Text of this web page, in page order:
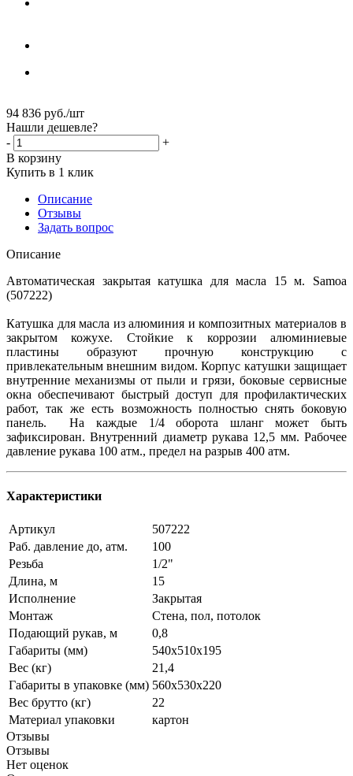
94 836 руб./шт
Нашли дешевле?
-
+
В корзину
Купить в 1 клик
Описание
Отзывы
Задать вопрос
Описание
Автоматическая закрытая катушка для масла 15 м. Samoa
(507222)
Катушка для масла из алюминия и композитных материалов в
закрытом кожухе. Стойкие к коррозии алюминиевые
пластины образуют прочную конструкцию с
привлекательным внешним видом. Корпус катушки защищает
внутренние механизмы от пыли и грязи, боковые сервисные
окна обеспечивают быстрый доступ для профилактических
работ, так же есть возможность полностью снять боковую
панель. На каждые 1/4 оборота шланг может быть
зафиксирован. Внутренний диаметр рукава 12,5 мм. Рабочее
давление рукава 100 атм., предел на разрыв 400 атм.
Характеристики
Артикул
507222
Раб. давление до, атм.
100
Резьба
1/2"
Длина, м
15
Исполнение
Закрытая
Монтаж
Стена, пол, потолок
Подающий рукав, м
0,8
Габариты (мм)
540х510х195
Вес (кг)
21,4
Габариты в упаковке (мм) 560х530х220
Вес брутто (кг)
22
Материал упаковки
картон
Отзывы
Отзывы
Нет оценок